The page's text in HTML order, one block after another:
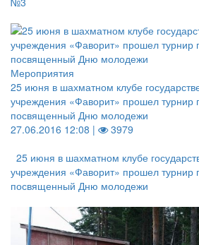
Мероприятия
25 июня в шахматном клубе
учреждения «Фаворит» прошел турнир
посвященный Дню молодежи
27.06.2016 12:08 |
3979
25 июня в шахматном клубе
учреждения «Фаворит» прошел турнир
посвященный Дню молодежи